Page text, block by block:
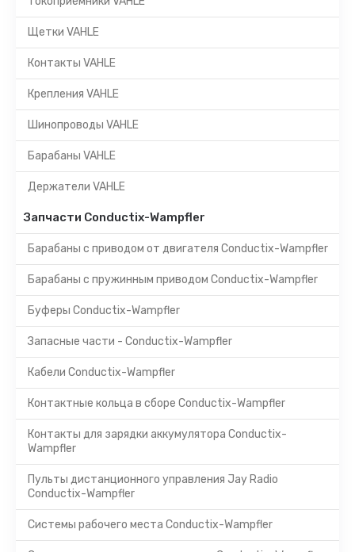
Щетки VAHLE
Контакты VAHLE
Крепления VAHLE
Шинопроводы VAHLE
Барабаны VAHLE
Держатели VAHLE
Запчасти Conductix-Wampfler
Барабаны с приводом от двигателя Conductix-Wampfler
Барабаны с пружинным приводом Conductix-Wampfler
Буферы Conductix-Wampfler
Запасные части - Conductix-Wampfler
Кабели Conductix-Wampfler
Контактные кольца в сборе Conductix-Wampfler
Контакты для зарядки аккумулятора Conductix-
Wampfler
Пульты дистанционного управления Jay Radio
Conductix-Wampfler
Системы рабочего места Conductix-Wampfler